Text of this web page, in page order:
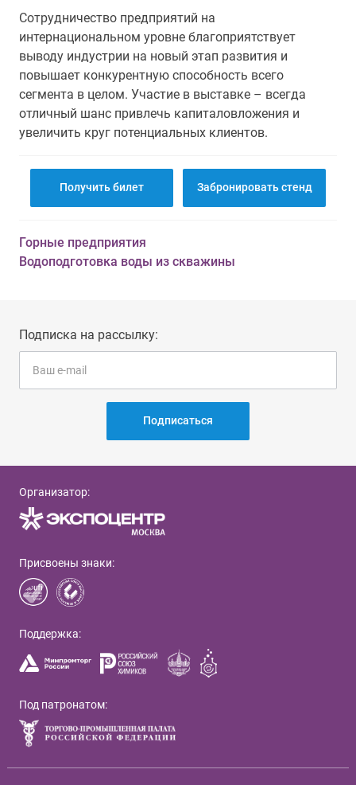
Сотрудничество предприятий на
интернациональном уровне благоприятствует
выводу индустрии на новый этап развития и
повышает конкурентную способность всего
сегмента в целом. Участие в выставке – всегда
отличный шанс привлечь капиталовложения и
увеличить круг потенциальных клиентов.
Получить билет Забронировать стенд
Горные предприятия
Водоподготовка воды из скважины
Подписка на рассылку:
Подписаться
Организатор:
Присвоены знаки:
Поддержка:
Под патронатом: